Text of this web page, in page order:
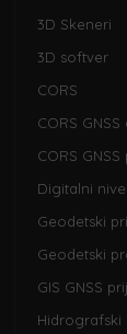
3D Skeneri
3D softver
CORS
CORS
CORS
Digitalni
Geodetski
Geodetski
GIS GNSS
Hidrografski